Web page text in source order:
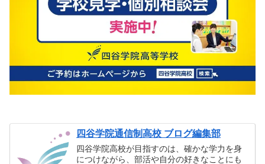
四谷学院通信制高校 ブログ編集部
四谷学院高校が目指すのは、確かな学力を身
につけながら、部活や自分の好きなことにも